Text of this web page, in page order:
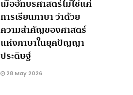
เมื่ออักษรศาสตร์ไม่ใช่แค่
การเรียนภาษา ว่าด้วย
ความสำคัญของศาสตร์
แห่งภาษาในยุคปัญญา
ประดิษฐ์
28 May 2026